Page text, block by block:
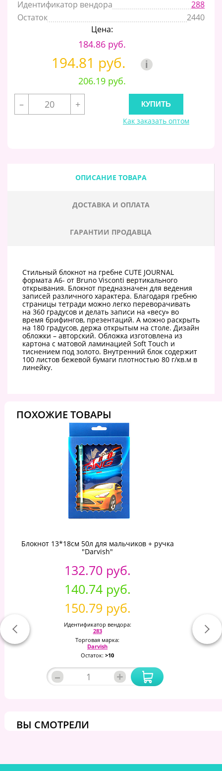
Идентификатор вендора
288
Остаток
2440
Цена:
184.86 руб.
194.81 руб. i
206.19 руб.
–
+
Как заказать оптом
ОПИСАНИЕ ТОВАРА
ДОСТАВКА И ОПЛАТА
ГАРАНТИИ ПРОДАВЦА
Стильный блокнот на гребне CUTE JOURNAL
формата A6- от Bruno Visconti вертикального
открывания. Блокнот предназначен для ведения
записей различного характера. Благодаря гребню
страницы тетради можно легко переворачивать
на 360 градусов и делать записи на «весу» во
время брифингов, презентаций. А можно раскрыть
на 180 градусов, держа открытым на столе. Дизайн
обложки – авторский. Обложка изготовлена из
картона с матовой ламинацией Soft Touch и
тиснением под золото. Внутренний блок содержит
100 листов бежевой бумаги плотностью 80 г/кв.м в
линейку.
ПОХОЖИЕ ТОВАРЫ
Блокнот 13*18см 50л для мальчиков + ручка
"Darvish"
132.70 руб.
140.74 руб.
150.79 руб.
Идентификатор вендора:
283
Торговая марка:
Darvish
Остаток: >10
– +
ВЫ СМОТРЕЛИ